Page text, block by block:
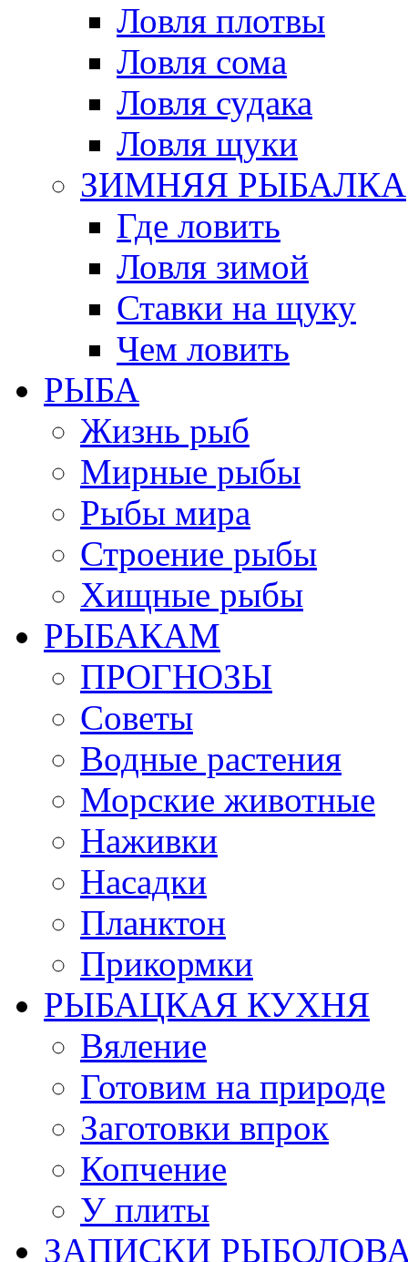
Ловля плотвы
Ловля сома
Ловля судака
Ловля щуки
ЗИМНЯЯ РЫБАЛКА
Где ловить
Ловля зимой
Ставки на щуку
Чем ловить
РЫБА
Жизнь рыб
Мирные рыбы
Рыбы мира
Строение рыбы
Хищные рыбы
РЫБАКАМ
ПРОГНОЗЫ
Советы
Водные растения
Морские животные
Наживки
Насадки
Планктон
Прикормки
РЫБАЦКАЯ КУХНЯ
Вяление
Готовим на природе
Заготовки впрок
Копчение
У плиты
ЗАПИСКИ